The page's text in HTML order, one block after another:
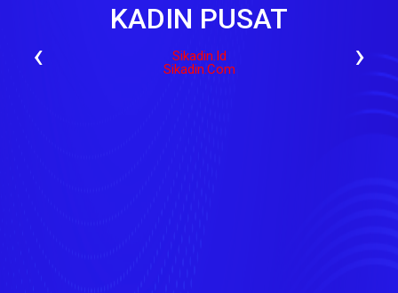
KADIN PUSAT
Sikadin.id
Sikadin.com
‹ ›